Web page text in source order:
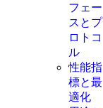
フェー
スとプ
ロトコ
ル
性能指
標と最
適化